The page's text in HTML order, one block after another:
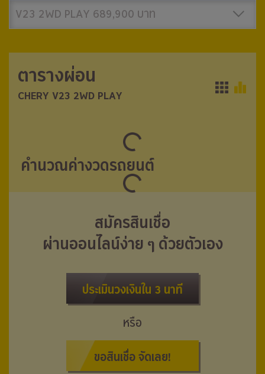
V23 2WD PLAY 689,900 บาท
ตารางผ่อน
CHERY V23 2WD PLAY
ตารางผ่อน
CHERY V23 2WD PLAY
คำนวณค่างวดรถยนต์
สมัครสินเชื่อ
ผ่านออนไลน์ง่าย ๆ ด้วยตัวเอง
ประเมินวงเงินใน 3 นาที
หรือ
ขอสินเชื่อ จัดเลย!